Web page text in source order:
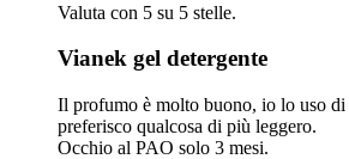
Valuta con 5 su 5 stelle.
Vianek gel detergente
Il profumo è molto buono, io lo uso di
preferisco qualcosa di più leggero.
Occhio al PAO solo 3 mesi.